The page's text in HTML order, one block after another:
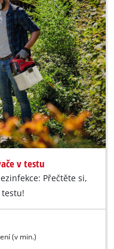
v testu
Přečtěte si,
(v min.)